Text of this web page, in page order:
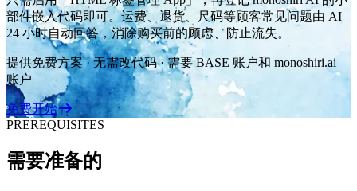
部件嵌入代码即可。运费、退货、尺码等顾客常见问题由 AI
24 小时自动回答，消除购买前的顾虑、防止流失。
提供免费方案 · 无需改代码 · 需要 BASE 账户和 monoshiri.ai
账户
免费开始
PREREQUISITES
需要准备的